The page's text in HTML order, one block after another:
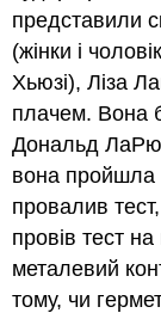
представили
(жінки і
Хьюзі), Ліза
плачем. Вона
Дональд ЛаРю
вона пройшла
провалив
провів тест на
металевий
тому, чи